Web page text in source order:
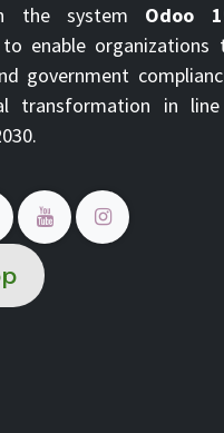
the system Odoo
to enable organizations
government
transformation in